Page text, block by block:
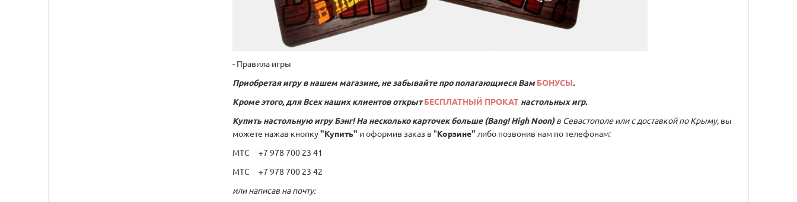
- Правила игры
Приобретая игру в нашем магазине, не забывайте про полагающиеся Вам БОНУСЫ.
Кроме этого, для Всех наших клиентов открыт БЕСПЛАТНЫЙ ПРОКАТ настольных игр.
Купить настольную игру Бэнг! На несколько карточек больше (Bang! High Noon) в Севастополе или с доставкой по Крыму, вы
можете нажав кнопку"Купить" и оформив заказ в "Корзине" либо позвонив нам по телефонам:
МТС +7 978 700 23 41
МТС +7 978 700 23 42
или написав на почту: